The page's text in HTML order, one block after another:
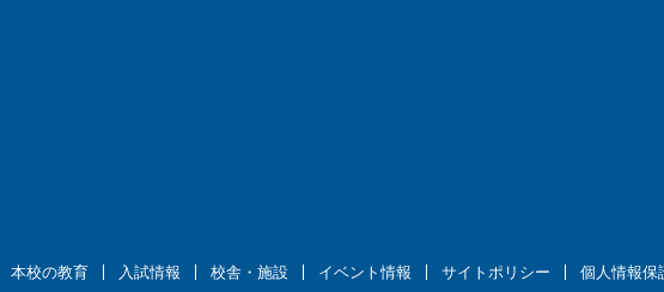
本校の教育 入試情報 校舎・施設 イベント情報 サイトポリシー 個人情報保